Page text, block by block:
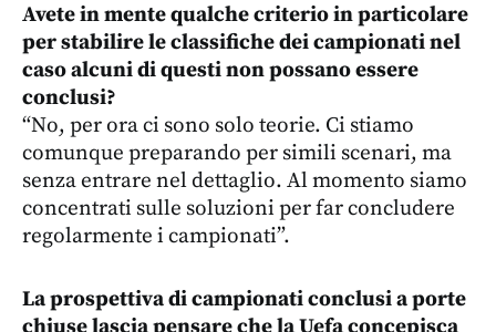
Avete in mente qualche criterio in particolare
per stabilire le classifiche dei campionati nel
caso alcuni di questi non possano essere
conclusi?
“No, per ora ci sono solo teorie. Ci stiamo
comunque preparando per simili scenari, ma
senza entrare nel dettaglio. Al momento siamo
concentrati sulle soluzioni per far concludere
regolarmente i campionati”.
La prospettiva di campionati conclusi a porte